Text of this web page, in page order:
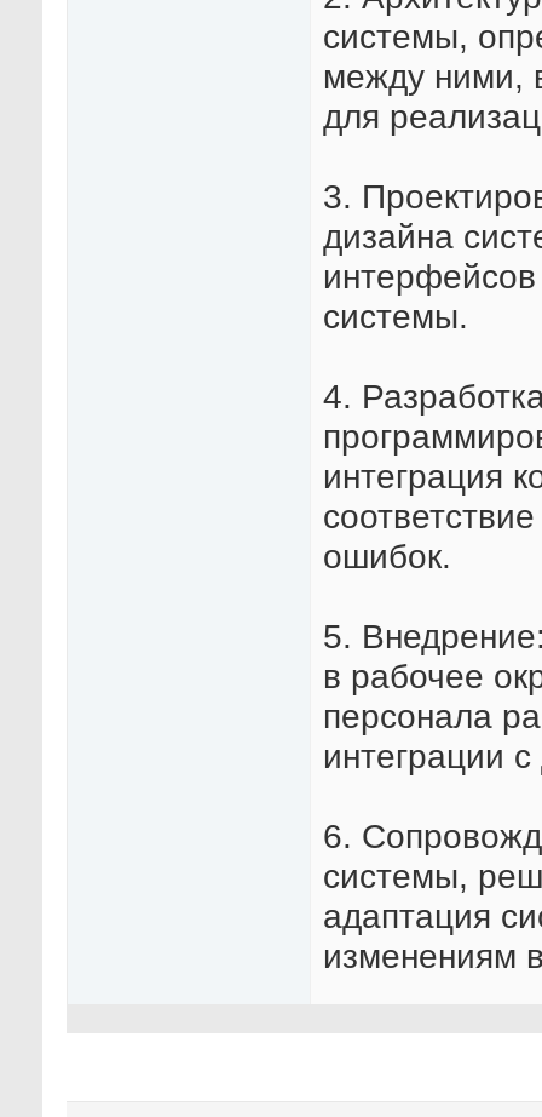
системы,
между ними,
для
3.
дизайна
системы.
4.
интеграция
ошибок.
5.
в рабочее
персонала
интеграции
6.
системы,
адаптация
изменениям